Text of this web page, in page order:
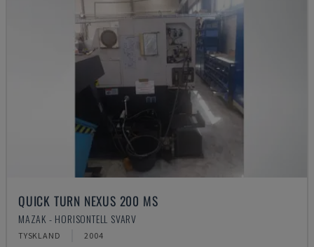
QUICK TURN NEXUS 200 MS
MAZAK - HORISONTELL SVARV
TYSKLAND 2004